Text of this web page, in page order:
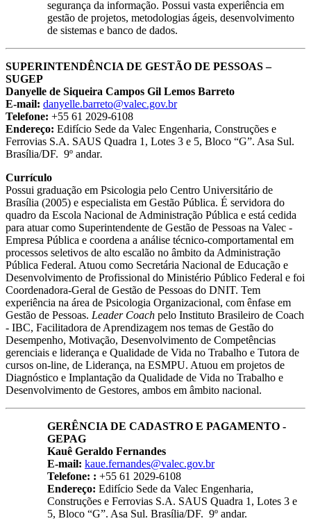
segurança da informação. Possui vasta experiência em
gestão de projetos, metodologias ágeis, desenvolvimento
de sistemas e banco de dados.
SUPERINTENDÊNCIA DE GESTÃO DE PESSOAS –
SUGEP
Danyelle de Siqueira Campos Gil Lemos Barreto
E-mail: danyelle.barreto@valec.gov.br
Telefone: +55 61 2029-6108
Endereço: Edifício Sede da Valec Engenharia, Construções e
Ferrovias S.A. SAUS Quadra 1, Lotes 3 e 5, Bloco “G”. Asa Sul.
Brasília/DF. 9º andar.
Currículo
Possui graduação em Psicologia pelo Centro Universitário de
Brasília (2005) e especialista em Gestão Pública. É servidora do
quadro da Escola Nacional de Administração Pública e está cedida
para atuar como Superintendente de Gestão de Pessoas na Valec -
Empresa Pública e coordena a análise técnico-comportamental em
processos seletivos de alto escalão no âmbito da Administração
Pública Federal. Atuou como Secretária Nacional de Educação e
Desenvolvimento de Profissional do Ministério Público Federal e foi
Coordenadora-Geral de Gestão de Pessoas do DNIT. Tem
experiência na área de Psicologia Organizacional, com ênfase em
Gestão de Pessoas. Leader Coach pelo Instituto Brasileiro de Coach
- IBC, Facilitadora de Aprendizagem nos temas de Gestão do
Desempenho, Motivação, Desenvolvimento de Competências
gerenciais e liderança e Qualidade de Vida no Trabalho e Tutora de
cursos on-line, de Liderança, na ESMPU. Atuou em projetos de
Diagnóstico e Implantação da Qualidade de Vida no Trabalho e
Desenvolvimento de Gestores, ambos em âmbito nacional.
GERÊNCIA DE CADASTRO E PAGAMENTO -
GEPAG
Kauê Geraldo Fernandes
E-mail: kaue.fernandes@valec.gov.br
Telefone: : +55 61 2029-6108
Endereço: Edifício Sede da Valec Engenharia,
Construções e Ferrovias S.A. SAUS Quadra 1, Lotes 3 e
5, Bloco “G”. Asa Sul. Brasília/DF. 9º andar.